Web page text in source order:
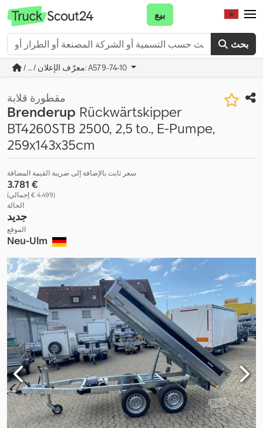
بحث
بيع
/ ... / معرّف الإعلان: A579-74-10
مقطورة قلابة
Brenderup Rückwärtskipper
BT4260STB 2500, 2,5 to., E-Pumpe,
259x143x35cm
سعر ثابت بالإضافة إلى ضريبة القيمة المضافة
‏3.781 €
(‏4.499 € إجمالي)
الحالة
جديد
الموقع
Neu-Ulm